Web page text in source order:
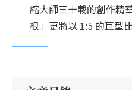
縮大師三十載的創作精
根」更將以 1:5 的巨型